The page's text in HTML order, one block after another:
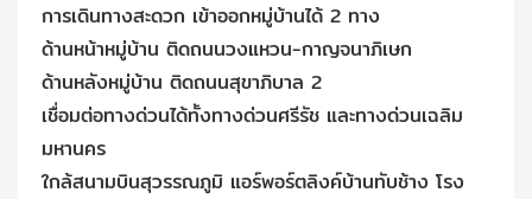
การเดินทางสะดวก เข้าออกหมู่บ้านได้ 2 ทาง
ด้านหน้าหมู่บ้าน ติดถนนวงแหวน-กาญจนาภิเษก
ด้านหลังหมู่บ้าน ติดถนนสุขาภิบาล 2
เชื่อมต่อทางด่วนได้ทั้งทางด่วนศรีรัช และทางด่วนเฉลิม
มหานคร
ใกล้สนามบินสุวรรณภูมิ แอร์พอร์ตลิงค์บ้านทับช้าง โรง